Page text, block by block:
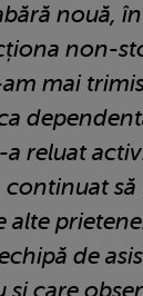
nouă,
non-
mai
a reluat
să
alte
de